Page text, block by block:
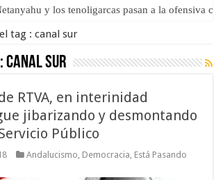
y los tenoligarcas pasan a la ofensiva
tag :canal sur
canal sur
RTVA, en interinidad
jibarizando y desmontando
Público
Andalucismo, Democracia, Está Pasando